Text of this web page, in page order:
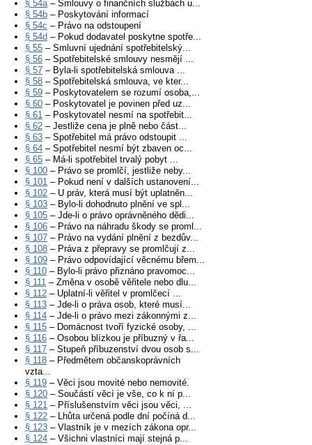
§ 54a– Smlouvy o finančních službách u...
§ 54b – Poskytování informací
§ 54c – Právo na odstoupení
§ 54d – Pokud dodavatel poskytne spotře...
§ 55 – Smluvní ujednání spotřebitelský...
§ 56 – Spotřebitelské smlouvy nesmějí ...
§ 57 – Byla-li spotřebitelská smlouva ...
§ 58 – Spotřebitelská smlouva, ve kter...
§ 59 – Poskytovatelem se rozumí osoba,...
§ 60 – Poskytovatel je povinen před uz...
§ 61 – Poskytovatel nesmí na spotřebit...
§ 62 – Jestliže cena je plně nebo část...
§ 63 – Spotřebitel má právo odstoupit ...
§ 64 – Spotřebitel nesmí být zbaven oc...
§ 65 – Má-li spotřebitel trvalý pobyt ...
§ 100 – Právo se promlčí, jestliže neby...
§ 101 – Pokud není v dalších ustanovení...
§ 102 – U práv, která musí být uplatněn...
§ 103 – Bylo-li dohodnuto plnění ve spl...
§ 105 – Jde-li o právo oprávněného dědi...
§ 106 – Právo na náhradu škody se proml...
§ 107 – Právo na vydání plnění z bezdův...
§ 108 – Práva z přepravy se promlčují z...
§ 109 – Právo odpovídající věcnému břem...
§ 110 – Bylo-li právo přiznáno pravomoc...
§ 111 – Změna v osobě věřitele nebo dlu...
§ 112 – Uplatní-li věřitel v promlčecí ...
§ 113 – Jde-li o práva osob, které musí...
§ 114 – Jde-li o právo mezi zákonnými z...
§ 115 – Domácnost tvoří fyzické osoby, ...
§ 116 – Osobou blízkou je příbuzný v řa...
§ 117 – Stupeň příbuzenství dvou osob s...
§ 118 – Předmětem občanskoprávních
vzta...
§ 119 – Věci jsou movité nebo nemovité.
§ 120 – Součástí věcí je vše, co k ní p...
§ 121 – Příslušenstvím věci jsou věci, ...
§ 122 – Lhůta určená podle dní počíná d...
§ 123 – Vlastník je v mezích zákona opr...
§ 124 – Všichni vlastníci mají stejná p...